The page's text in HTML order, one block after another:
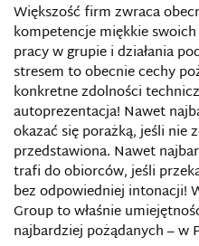
Większość firm zwraca
kompetencje miękkie
pracy w grupie i działania
stresem to obecnie cechy
konkretne zdolności
autoprezentacja! Nawet
okazać się porażką, jeśli nie
przedstawiona. Nawet
trafi do obiorców, jeśli
bez odpowiedniej intonacji!
Group to właśnie
najbardziej pożądanych – w